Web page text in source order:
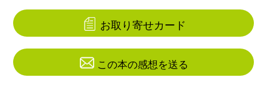
お取り寄せカード
この本の感想を送る